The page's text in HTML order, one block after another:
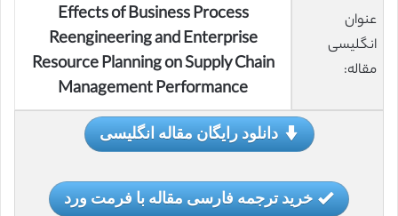
عنوان
انگلیسی
مقاله:
Effects of Business Process
Reengineering and Enterprise
Resource Planning on Supply Chain
Management Performance
دانلود رایگان مقاله انگلیسی
خرید ترجمه فارسی مقاله با فرمت ورد